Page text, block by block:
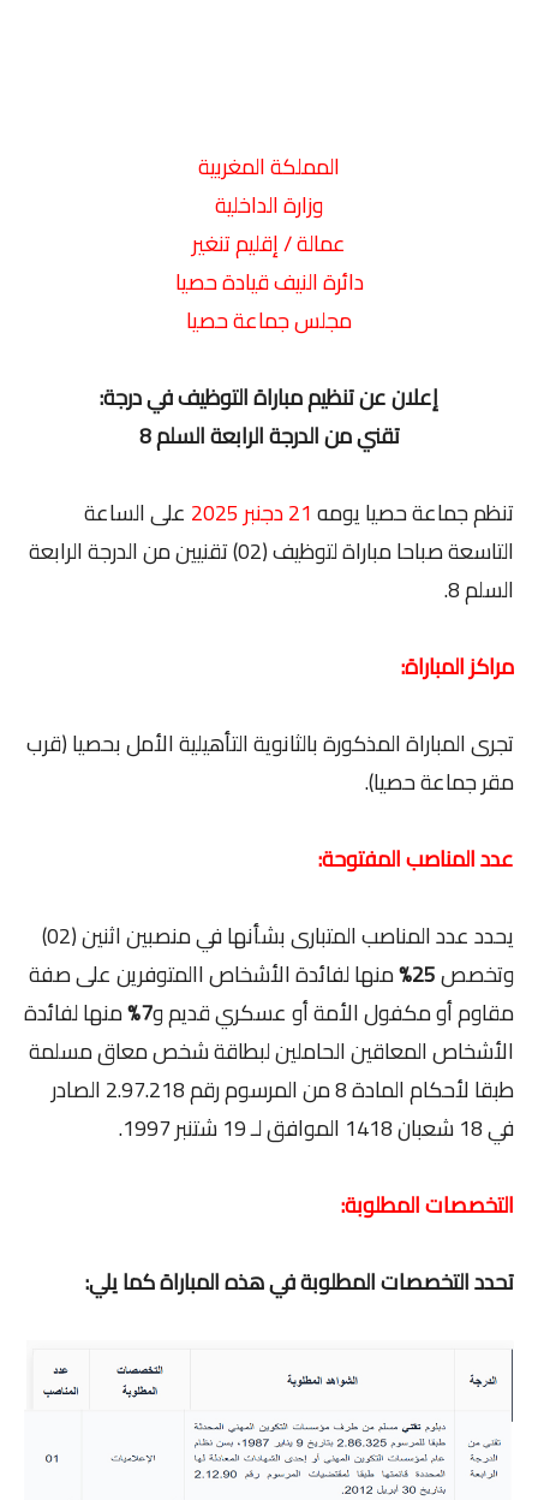
المملكة المغربية
وزارة الداخلية
عمالة / إقليم تنغير
دائرة النيف قيادة حصيا
مجلس جماعة حصيا
إعلان عن تنظيم مباراة التوظيف في درجة:
تقني من الدرجة الرابعة السلم 8
تنظم جماعة حصيا يومه21 دجنبر 2025
على الساعة
التاسعة صباحا مباراة لتوظيف (02) تقنيين من الدرجة الرابعة
السلم 8.
مراكز المباراة:
تجرى المباراة المذكورة بالثانوية التأهيلية الأمل بحصيا (قرب
مقر جماعة حصيا).
عدد المناصب المفتوحة:
يحدد عدد المناصب المتبارى بشأنها في منصبين اثنين (02)
وتخصص25% منها لفائدة الأشخاص االمتوفرين على صفة
مقاوم أو مكفول الأمة أو عسكري قديم و7% منها لفائدة
الأشخاص المعاقين الحاملين لبطاقة شخص معاق مسلمة
طبقا لأحكام المادة 8 من المرسوم رقم 2.97.218 الصادر
في 18 شعبان 1418 الموافق لـ 19 شتنبر 1997.
التخصصات المطلوبة:
تحدد التخصصات المطلوبة في هذه المباراة كما يلي: